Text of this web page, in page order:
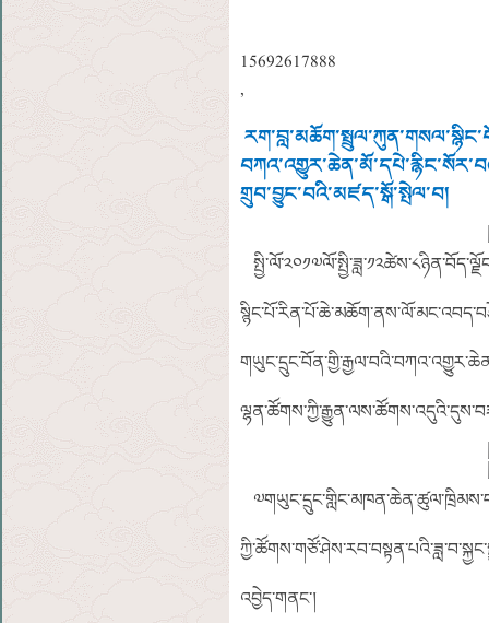
15692617888
,
གྲུབ་བྱུང་བའི་མཛད་སྒོ་སྤེལ་བ།
འབྱེད་གནང་།